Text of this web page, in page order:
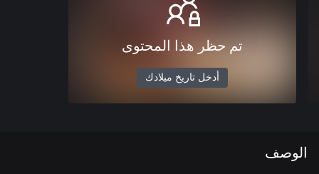
تم حظر هذا المحتوى
أدخل تاريخ ميلادك
الوصف